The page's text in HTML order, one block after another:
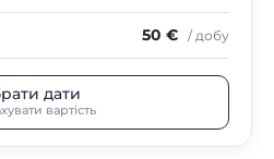
50 € / добу
дати
вартість